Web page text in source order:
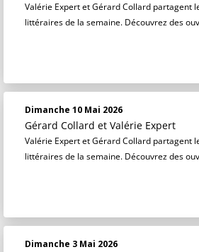
Valérie Expert et Gérard Collard partagent
littéraires de la semaine. Découvrez des
Dimanche 10 Mai 2026
Gérard Collard et Valérie Expert
Valérie Expert et Gérard Collard partagent
littéraires de la semaine. Découvrez des
Dimanche 3 Mai 2026